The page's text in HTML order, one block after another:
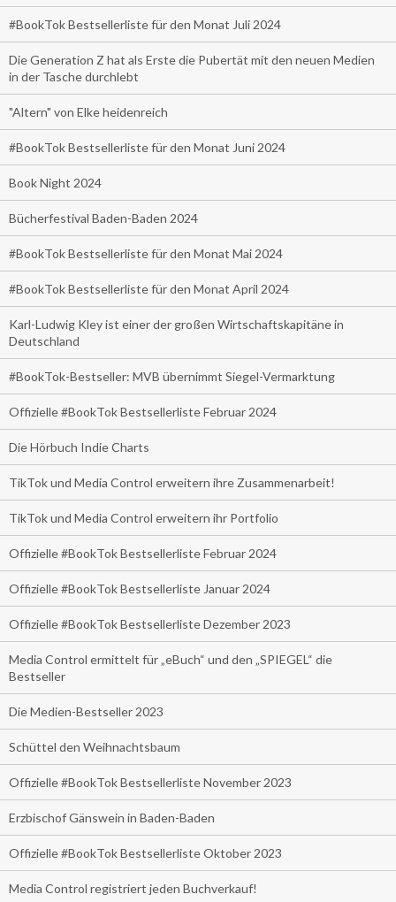
#BookTok Bestsellerliste für den Monat Juli 2024
Die Generation Z hat als Erste die Pubertät mit den neuen Medien
in der Tasche durchlebt
"Altern" von Elke heidenreich
#BookTok Bestsellerliste für den Monat Juni 2024
Book Night 2024
Bücherfestival Baden-Baden 2024
#BookTok Bestsellerliste für den Monat Mai 2024
#BookTok Bestsellerliste für den Monat April 2024
Karl-Ludwig Kley ist einer der großen Wirtschaftskapitäne in
Deutschland
#BookTok-Bestseller: MVB übernimmt Siegel-Vermarktung
Offizielle #BookTok Bestsellerliste Februar 2024
Die Hörbuch Indie Charts
TikTok und Media Control erweitern ihre Zusammenarbeit!
TikTok und Media Control erweitern ihr Portfolio
Offizielle #BookTok Bestsellerliste Februar 2024
Offizielle #BookTok Bestsellerliste Januar 2024
Offizielle #BookTok Bestsellerliste Dezember 2023
Media Control ermittelt für „eBuch“ und den „SPIEGEL“ die
Bestseller
Die Medien-Bestseller 2023
Schüttel den Weihnachtsbaum
Offizielle #BookTok Bestsellerliste November 2023
Erzbischof Gänswein in Baden-Baden
Offizielle #BookTok Bestsellerliste Oktober 2023
Media Control registriert jeden Buchverkauf!